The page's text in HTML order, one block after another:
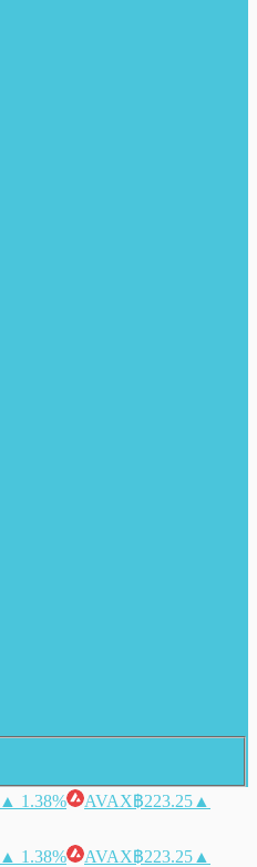
▲ 1.38% AVAX฿223.25 ▲
▲ 1.38% AVAX฿223.25 ▲